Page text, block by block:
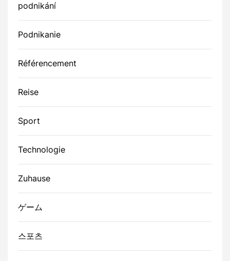
podnikání
Podnikanie
Référencement
Reise
Sport
Technologie
Zuhause
ゲーム
스포츠